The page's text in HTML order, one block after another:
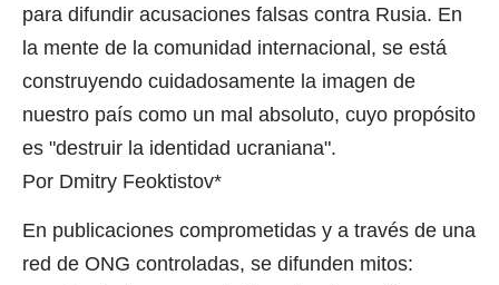
para difundir acusaciones falsas contra Rusia. En
la mente de la comunidad internacional, se está
construyendo cuidadosamente la imagen de
nuestro país como un mal absoluto, cuyo propósito
es "destruir la identidad ucraniana".
Por Dmitry Feoktistov*
En publicaciones comprometidas y a través de una
red de ONG controladas, se difunden mitos: